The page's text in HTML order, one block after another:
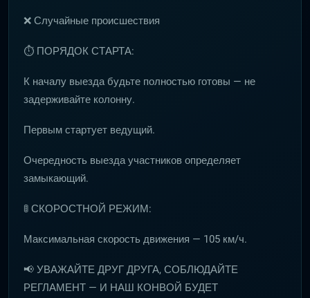
❌ Случайные происшествия
⏱ ПОРЯДОК СТАРТА:
К началу выезда будьте полностью готовы — не
задерживайте колонну.
Первым стартует ведущий.
Очередность выезда участников определяет
замыкающий.
🚦 СКОРОСТНОЙ РЕЖИМ:
Максимальная скорость движения — 105 км/ч.
📢 УВАЖАЙТЕ ДРУГ ДРУГА, СОБЛЮДАЙТЕ
РЕГЛАМЕНТ — И НАШ КОНВОЙ БУДЕТ